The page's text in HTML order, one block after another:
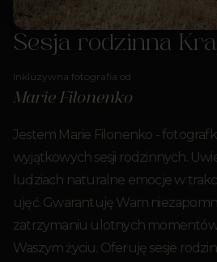
Sesja rodzinna
Inkluzywna fotografia od
Marie Filonenko
Jestem Marie Filonenko -
wyjątkowych sesji rodzinnych.
ludziach naturalne emocje w
ujęć. Gwarantuję Wam
zatrzymaniu ulotnych
Waszym życiu. Oferuję sesje